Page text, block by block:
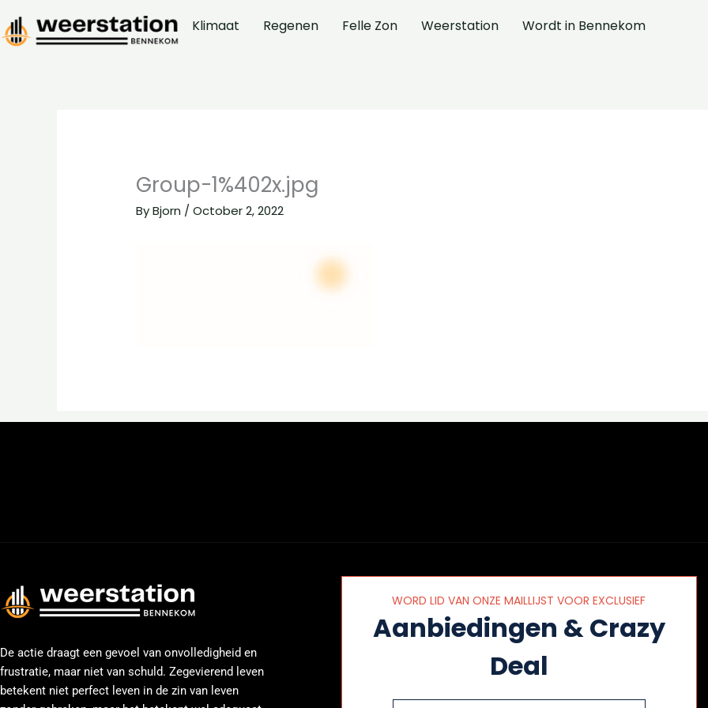
to
content
Klimaat Regenen Felle Zon Weerstation Wordt in Bennekom
Group-1%402x.jpg
ByBjorn /October 2, 2022
De actie draagt een gevoel van onvolledigheid en
frustratie, maar niet van schuld. Zegevierend leven
betekent niet perfect leven in de zin van leven
WORD LID VAN ONZE MAILLIJST VOOR EXCLUSIEF
Aanbiedingen & Crazy
Deal